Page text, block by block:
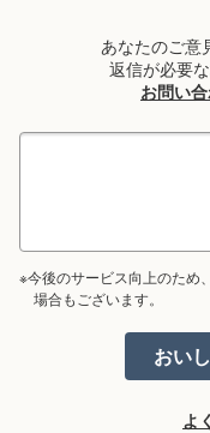
あなたのご意
返信が必要
お問い
※今後のサービス向上のため
場合もございます。
よ